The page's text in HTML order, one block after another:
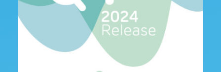
Audio Analyzer Österreich:
Zahlen zum
Nutzungsverhalten im 1.
Quartal 2024